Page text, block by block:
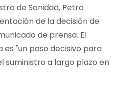
de Sanidad, Petra
de la decisión de
de prensa. El
"un paso decisivo para
suministro a largo plazo en